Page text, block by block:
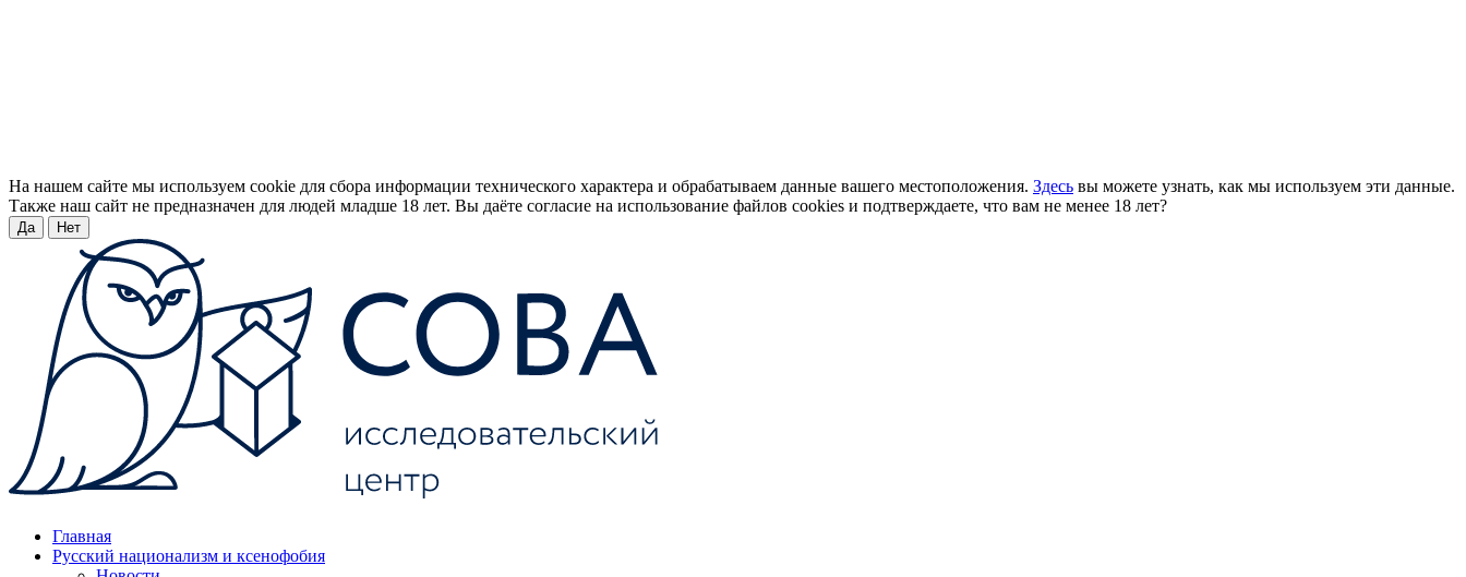
На нашем сайте мы используем cookie для сбора информации технического характера и обрабатываем данные вашего местоположения. Здесь вы можете узнать, как мы используем эти данные.
Также наш сайт не предназначен для людей младше 18 лет. Вы даёте согласие на использование файлов cookies и подтверждаете, что вам не менее 18 лет?
Да Нет
Главная
Русский национализм и ксенофобия